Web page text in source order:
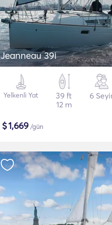
Jeanneau 39i
Yelkenli Yat
39 ft
12 m
6
$1,669/gün